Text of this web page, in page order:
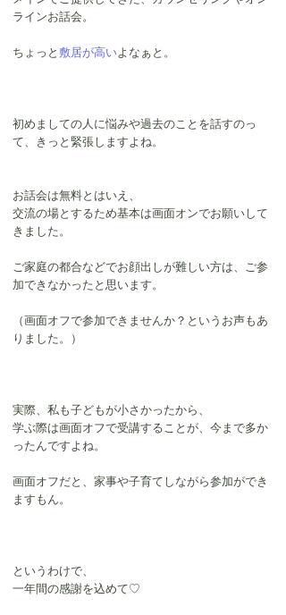
ラインお話会。
ちょっと 敷居が高いよ なぁと。
初めましての人に悩みや過去のことを話すのっ
て、きっと緊張しますよね。
お話会は無料とはいえ、
交流の場とするため基本は画面オンでお願いして
きました。
ご家庭の都合などでお顔出しが難しい方は、ご参
加できなかったと思います。
（画面オフで参加できませんか？というお声もあ
りました。）
実際、私も子どもが小さかったから、
学ぶ際は画面オフで受講することが、今まで多か
ったんですよね。
画面オフだと、家事や子育てしながら参加ができ
ますもん。
というわけで、
一年間の感謝を込めて♡